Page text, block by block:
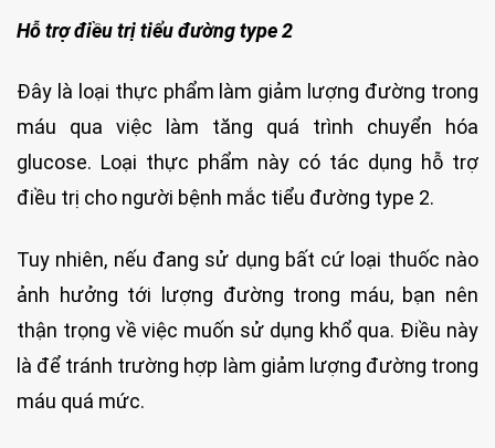
Hỗ trợ điều trị tiểu đường type 2
Đây là loại thực phẩm làm giảm lượng đường trong
máu qua việc làm tăng quá trình chuyển hóa
glucose. Loại thực phẩm này có tác dụng hỗ trợ
điều trị cho người bệnh mắc tiểu đường type 2.
Tuy nhiên, nếu đang sử dụng bất cứ loại thuốc nào
ảnh hưởng tới lượng đường trong máu, bạn nên
thận trọng về việc muốn sử dụng khổ qua. Điều này
là để tránh trường hợp làm giảm lượng đường trong
máu quá mức.